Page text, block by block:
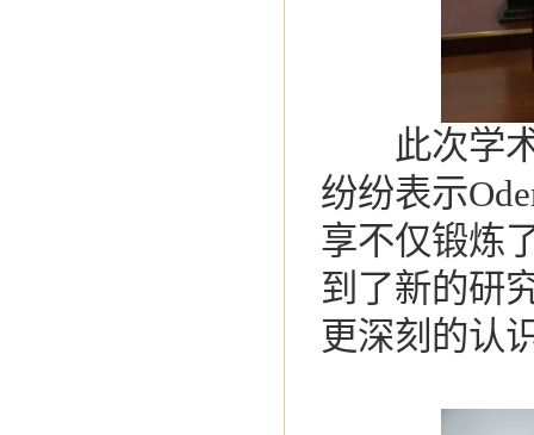
此次学术
纷纷表示
享不仅锻炼
到了新的研
更深刻的认